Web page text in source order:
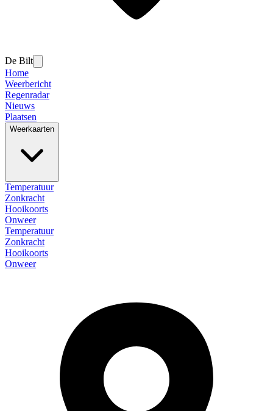
De Bilt
Home
Weerbericht
Regenradar
Nieuws
Plaatsen
Weerkaarten
Temperatuur
Zonkracht
Hooikoorts
Onweer
Temperatuur
Zonkracht
Hooikoorts
Onweer